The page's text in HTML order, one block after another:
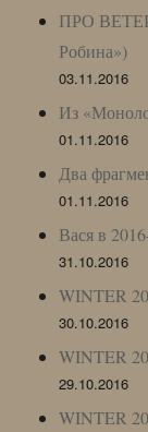
ПРО
Робина»)
03.11.2016
Из
01.11.2016
Два
01.11.2016
Вася в
31.10.2016
WINTER
30.10.2016
WINTER
29.10.2016
WINTER